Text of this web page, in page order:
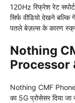
120Hz रिफ्रेश रेट
सिर्फ वीडियो देखने बल्कि
पतले बेज़ल्स के कारण
Nothing
Processor
Nothing CMF
का 5G प्रोसेसर दिया